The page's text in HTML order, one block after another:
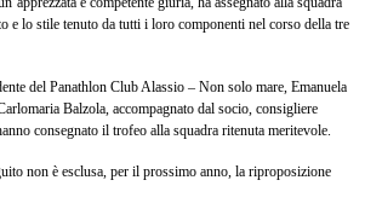
e lo stile tenuto da tutti i loro componenti nel corso della tre
del Panathlon Club Alassio – Non solo mare, Emanuela
Balzola, accompagnato dal socio, consigliere
consegnato il trofeo alla squadra ritenuta meritevole.
non è esclusa, per il prossimo anno, la riproposizione